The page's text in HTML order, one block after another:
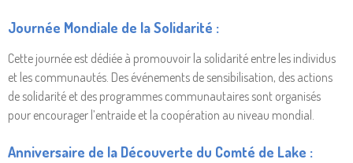
Journée Mondiale de la Solidarité :
Cette journée est dédiée à promouvoir la solidarité entre les individus
et les communautés. Des événements de sensibilisation, des actions
de solidarité et des programmes communautaires sont organisés
pour encourager l’entraide et la coopération au niveau mondial.
Anniversaire de la Découverte du Comté de Lake :